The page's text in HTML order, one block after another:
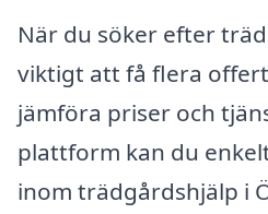
När du söker efter
viktigt att få flera
jämföra priser och
plattform kan du
inom trädgårdshjälp i